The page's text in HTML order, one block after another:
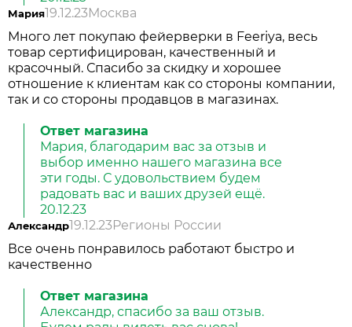
Мария19.12.23Москва
Много лет покупаю фейерверки в Feeriya, весь
товар сертифицирован, качественный и
красочный. Спасибо за скидку и хорошее
отношение к клиентам как со стороны компании,
так и со стороны продавцов в магазинах.
Ответ магазина
Мария, благодарим вас за отзыв и
выбор именно нашего магазина все
эти годы. С удовольствием будем
радовать вас и ваших друзей ещё.
20.12.23
Александр19.12.23Регионы России
Все очень понравилось работают быстро и
качественно
Ответ магазина
Александр, спасибо за ваш отзыв.